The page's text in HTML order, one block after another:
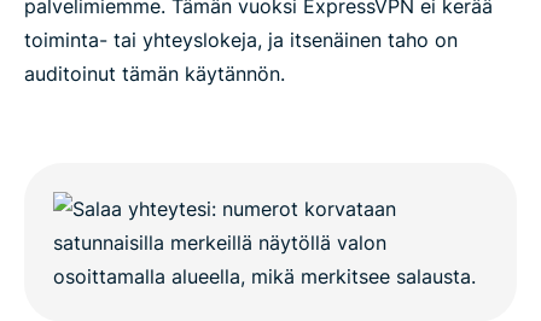
palvelimiemme. Tämän vuoksi ExpressVPN ei kerää
toiminta- tai yhteyslokeja, ja itsenäinen taho on
auditoinut tämän käytännön.